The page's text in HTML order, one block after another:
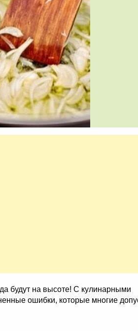
будут на высоте! С кулинарными
ошибки, которые многие